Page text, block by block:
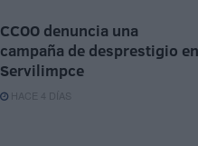
CCOO denuncia una
campaña de desprestigio en
Servilimpce
HACE 4 DÍAS